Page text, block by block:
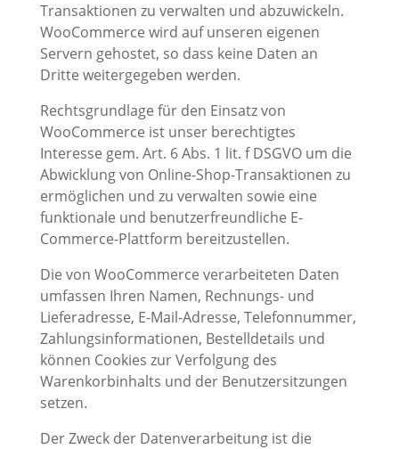
Transaktionen zu verwalten und abzuwickeln.
WooCommerce wird auf unseren eigenen
Servern gehostet, so dass keine Daten an
Dritte weitergegeben werden.
Rechtsgrundlage für den Einsatz von
WooCommerce ist unser berechtigtes
Interesse gem. Art. 6 Abs. 1 lit. f DSGVO um die
Abwicklung von Online-Shop-Transaktionen zu
ermöglichen und zu verwalten sowie eine
funktionale und benutzerfreundliche E-
Commerce-Plattform bereitzustellen.
Die von WooCommerce verarbeiteten Daten
umfassen Ihren Namen, Rechnungs- und
Lieferadresse, E-Mail-Adresse, Telefonnummer,
Zahlungsinformationen, Bestelldetails und
können Cookies zur Verfolgung des
Warenkorbinhalts und der Benutzersitzungen
setzen.
Der Zweck der Datenverarbeitung ist die